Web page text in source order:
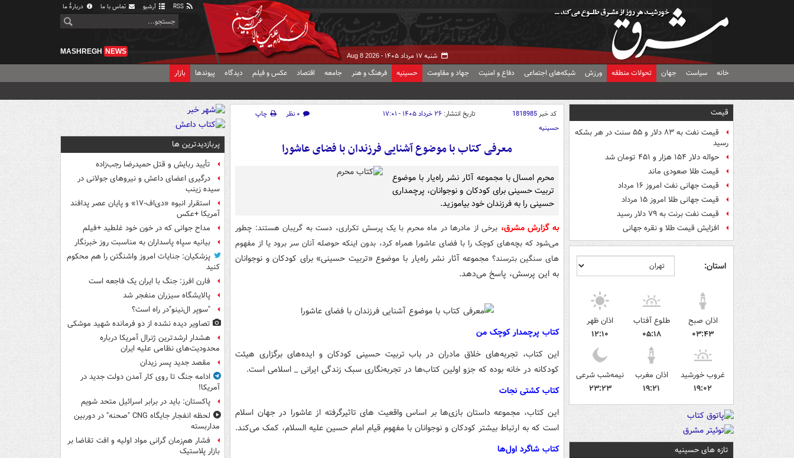
آرشیو تماس با ما دربارهٔ ما
شنبه ۱۷ مرداد ۱۴۰۵ - Aug 8 2026
MASHREGH NEWS
خانه سیاست جهان تحولات منطقه ورزش شبکه‌های اجتماعی دفاع و امنیت جهاد و مقاومت حسینیه فرهنگ و هنر جامعه اقتصاد عکس و فیلم دیدگاه پیوندها بازار
قیمت
قیمت نفت به ۸۳ دلار و ۵۵ سنت در هر بشکه
رسید
حواله دلار ۱۵۴ هزار و ۴۵۱ تومان شد
قیمت طلا صعودی ماند
قیمت جهانی نفت امروز ۱۶ مرداد
قیمت جهانی طلا امروز ۱۵ مرداد
قیمت نفت برنت به ۷۹ دلار رسید
افزایش قیمت طلا و نقره جهانی
استان:
اذان صبح
۰۳:۴۳
طلوع آفتاب
۰۵:۱۸
اذان ظهر
۱۲:۱۰
غروب خورشید
۱۹:۰۲
اذان مغرب
۱۹:۲۱
نیمه‌شب شرعی
۲۳:۲۳
تازه های حسینیه
کد خبر1818985 تاریخ انتشار: ۲۶ خرداد ۱۴۰۵ - ۱۷:۰۱ ۰ نظر
چاپ
حسینیه
معرفی کتاب‌ با موضوع آشنایی فرزندان با فضای عاشورا
محرم امسال با مجموعه آثار نشر راه‌یار با موضوع
تربیت حسینی برای کودکان و نوجوانان، پرچمداری
حسینی را به فرزندان خود بیاموزید.
به گزارش مشرق، برخیاز مادرها در ماه محرم با یک پرسش تکراری، دست‌ به‌ گریبان هستند: چطور
می‌شود که بچه‌های کوچک را با فضای عاشورا همراه کرد، بدون اینکه حوصله‌ آنان سر برود یا از مفهوم
های سنگین بترسند؟ مجموعه آثار نشر راه‌یار با موضوع «تربیت حسینی» برای کودکان و نوجوانان
به این پرسش، پاسخ می‌دهد.
کتاب پرچمدار کوچک من
این کتاب، تجربه‌های خلاق مادران در باب تربیت حسینی کودکان و ایده‌های برگزاری هیئت
کودکانه در خانه بوده که جزو اولین کتاب‌ها در تجربه‌نگاری سبک زندگی ایرانی _ اسلامی است.
کتاب کشتی نجات
این کتاب، مجموعه داستان‌ بازی‌ها بر اساس واقعیت های تاثیرگرفته از عاشورا در جهان اسلام
است که به ارتباط بیشتر کودکان و نوجوانان با مفهوم قیام امام حسین علیه السلام، کمک می‌کند.
کتاب شاگرد اول‌ها
پربازدیدترین ها
تأیید ربایش و قتل حمیدرضا رجب‌زاده
درگیری اعضای داعش و نیروهای جولانی در
سیده زینب
استقرار انبوه «دی‌اف‑۱۷» و پایان عصر پدافند
آمریکا +عکس
مداح جوانی که در خون خود غلطید +فیلم
بیانیه سپاه پاسداران به مناسبت روز خبرنگار
پزشکیان: جنایات امروز واشنگتن را هم محکوم
کنید
فارن افرز: جنگ با ایران یک فاجعه است
پالایشگاه سیزران منفجر شد
"سوپر ال‌نینو"در راه است؟
تصاویر دیده‌ نشده از دو فرمانده شهید موشکی
هشدار ارشدترین ژنرال آمریکا درباره
محدودیت‌های نظامی علیه ایران
مقصد جدید پسر زیدان
ادامه جنگ تا روی کار آمدن دولت جدید در
آمریکا!
پاکستان: باید در برابر اسرائیل متحد شویم
لحظه انفجار جایگاه CNG "صحنه" در دوربین
مداربسته
فشار هم‌زمان گرانی مواد اولیه و افت تقاضا بر
بازار پلاستیک